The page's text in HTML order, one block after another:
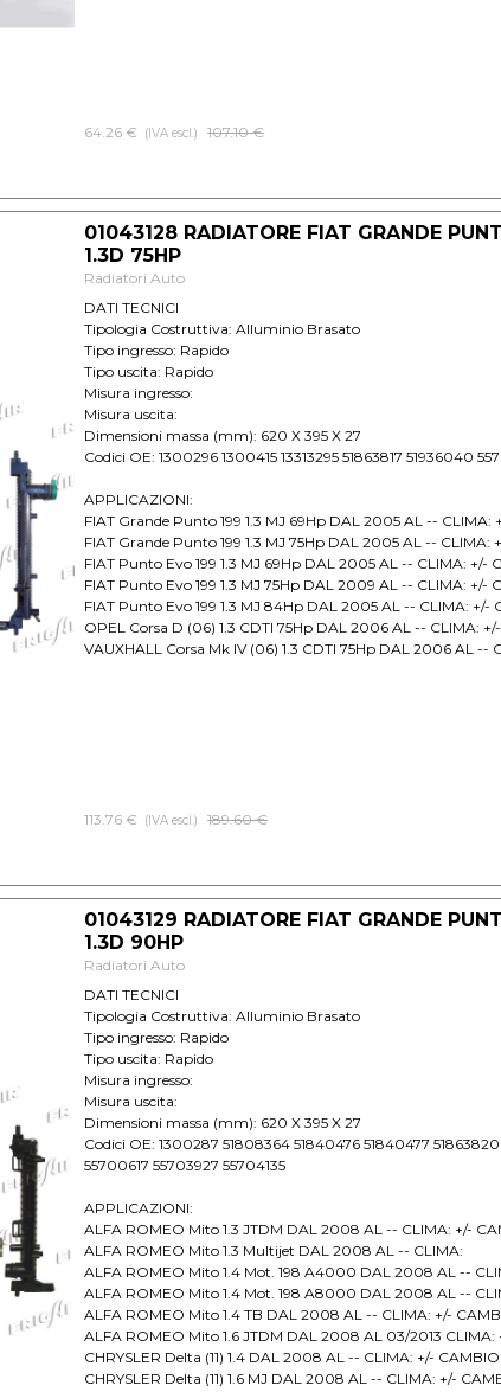
64.26 € (IVA escl.) Prezzo senza sconto
107.10 €
01043128 RADIATORE FIAT GRANDE
1.3D 75HP
Radiatori Auto
DATI TECNICI
Tipologia Costruttiva: Alluminio Brasato
Tipo ingresso: Rapido
Tipo uscita: Rapido
Misura ingresso:
Misura uscita:
Dimensioni massa (mm): 620 X 395 X 27
Codici OE: 1300296 1300415 13313295 51863817 51936040
APPLICAZIONI:
FIAT Grande Punto 199 1.3 MJ 69Hp DAL 2005 AL -- CLIMA:
FIAT Grande Punto 199 1.3 MJ 75Hp DAL 2005 AL -- CLIMA:
FIAT Punto Evo 199 1.3 MJ 69Hp DAL 2005 AL -- CLIMA: +/-
FIAT Punto Evo 199 1.3 MJ 75Hp DAL 2009 AL -- CLIMA: +/-
FIAT Punto Evo 199 1.3 MJ 84Hp DAL 2005 AL -- CLIMA: +/-
OPEL Corsa D (06) 1.3 CDTI 75Hp DAL 2006 AL -- CLIMA:
VAUXHALL Corsa Mk IV (06) 1.3 CDTI 75Hp DAL 2006 AL --
113.76 € (IVA escl.) Prezzo senza sconto
189.60 €
01043129 RADIATORE FIAT GRANDE
1.3D 90HP
Radiatori Auto
DATI TECNICI
Tipologia Costruttiva: Alluminio Brasato
Tipo ingresso: Rapido
Tipo uscita: Rapido
Misura ingresso:
Misura uscita:
Dimensioni massa (mm): 620 X 395 X 27
Codici OE: 1300287 51808364 51840476 51840477
55700617 55703927 55704135
APPLICAZIONI:
ALFA ROMEO Mito 1.3 JTDM DAL 2008 AL -- CLIMA: +/-
ALFA ROMEO Mito 1.3 Multijet DAL 2008 AL -- CLIMA:
ALFA ROMEO Mito 1.4 Mot. 198 A4000 DAL 2008 AL --
ALFA ROMEO Mito 1.4 Mot. 198 A8000 DAL 2008 AL --
ALFA ROMEO Mito 1.4 TB DAL 2008 AL -- CLIMA: +/-
ALFA ROMEO Mito 1.6 JTDM DAL 2008 AL 03/2013 CLIMA:
CHRYSLER Delta (11) 1.4 DAL 2008 AL -- CLIMA: +/-
CHRYSLER Delta (11) 1.6 MJ DAL 2008 AL -- CLIMA: +/-